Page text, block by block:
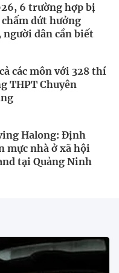
6 trường hợp bị
dứt hưởng
người dân cần biết
các môn với 328 thí
THPT Chuyên
Halong: Định
mực nhà ở xã hội
tại Quảng Ninh